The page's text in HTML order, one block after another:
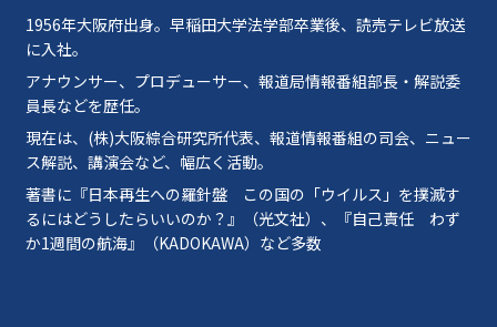
1956年大阪府出身。早稲田大学法学部卒業後、読売テレビ放送
に入社。
アナウンサー、プロデューサー、報道局情報番組部長・解説委
員長などを歴任。
現在は、(株)大阪綜合研究所代表、報道情報番組の司会、ニュー
ス解説、講演会など、幅広く活動。
著書に『日本再生への羅針盤 この国の「ウイルス」を撲滅す
るにはどうしたらいいのか？』（光文社）、『自己責任 わず
か1週間の航海』（KADOKAWA）など多数